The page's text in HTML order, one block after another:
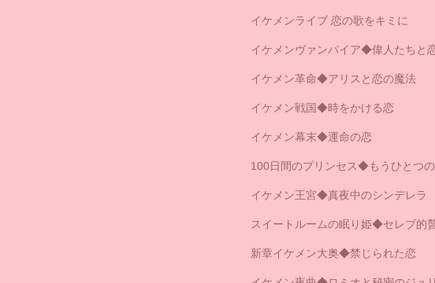
イケメンライブ 恋の歌をキミに
イケメンヴァンパイア◆偉人たちと
イケメン革命◆アリスと恋の魔法
イケメン戦国◆時をかける恋
イケメン幕末◆運命の恋
100日間のプリンセス◆もうひとつ
イケメン王宮◆真夜中のシンデレラ
スイートルームの眠り姫◆セレブ的
新章イケメン大奥◆禁じられた恋